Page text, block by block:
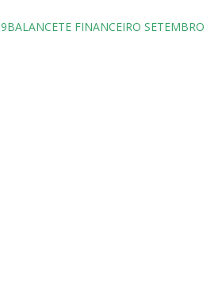
9BALANCETE FINANCEIRO SETEMBRO